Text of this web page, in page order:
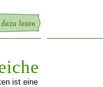
ist eine